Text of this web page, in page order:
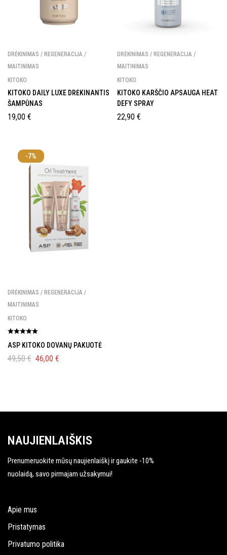
DRĖKINIMAS / REGENERACIJA /
MAITINIMAS
KITOKO
KITOKO DAILY LUXE DRĖKINANTIS
ŠAMPŪNAS
19,00 €
DRĖKINIMAS / REGENERACIJA /
MAITINIMAS
KITOKO
KITOKO KARŠČIO APSAUGA HEAT
DEFY SPRAY
22,90 €
-7%
DRĖKINIMAS / REGENERACIJA /
MAITINIMAS
KITOKO
ASP KITOKO DOVANŲ PAKUOTĖ
49,50€ 46,00 €
NAUJIENLAIŠKIS
Prenumeruokite mūsų naujienlaiškį ir gaukite -10%
nuolaidą, savo pirmajam užsakymui!
Apie mus
Pristatymas
Privatumo politika